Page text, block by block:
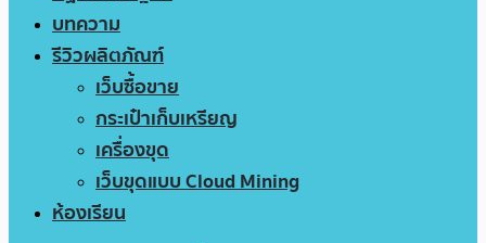
บทความ
รีวิวผลิตภัณฑ์
เว็บซื้อขาย
กระเป๋าเก็บเหรียญ
เครื่องขุด
เว็บขุดแบบ Cloud Mining
ห้องเรียน